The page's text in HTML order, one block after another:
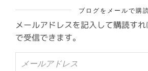
ブログをメールで購
メールアドレスを記入して購読す
で受信できます。